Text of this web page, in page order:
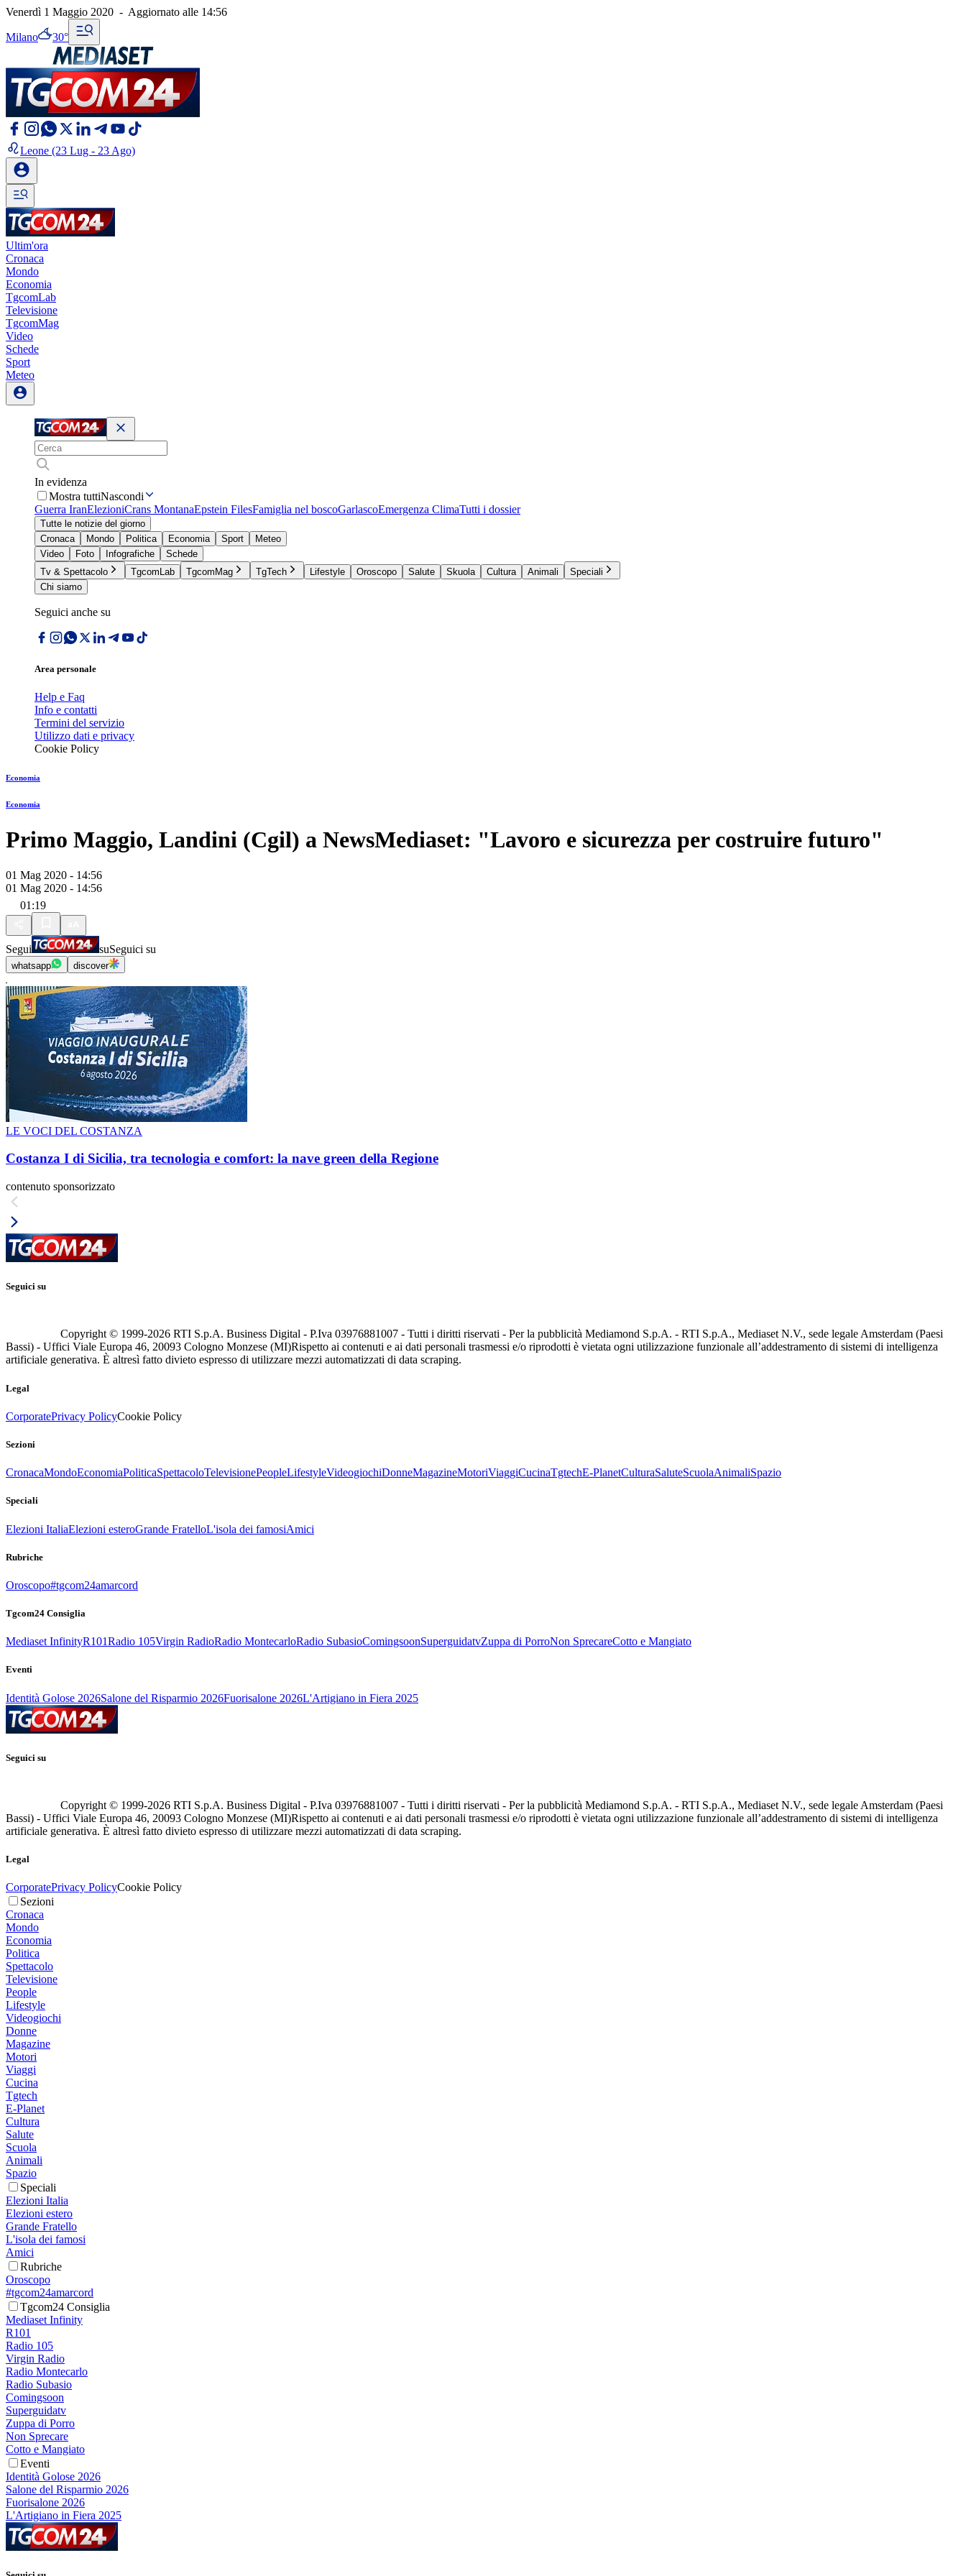
Venerdì 1 Maggio 2020 - Aggiornato alle 14:56
Milano 30°
Leone (23 Lug - 23 Ago)
Ultim'ora
Cronaca
Mondo
Economia
TgcomLab
Televisione
TgcomMag
Video
Schede
Sport
Meteo
In evidenza
Mostra tuttiNascondi
Guerra IranElezioniCrans MontanaEpstein FilesFamiglia nel boscoGarlascoEmergenza ClimaTutti i dossier
Tutte le notizie del giorno
Cronaca
Mondo Politica Economia Sport
Meteo
Video
Foto Infografiche
Schede
Tv & Spettacolo
TgcomLab TgcomMag TgTech Lifestyle Oroscopo Salute Skuola Cultura Animali
Speciali
Chi siamo
Seguici anche su
Area personale
Help e Faq
Info e contatti
Termini del servizio
Utilizzo dati e privacy
Cookie Policy
Economia
Economia
Primo Maggio, Landini (Cgil) a NewsMediaset: "Lavoro e sicurezza per costruire futuro"
01 Mag 2020 - 14:56
01 Mag 2020 - 14:56
01:19
Segui suSeguici su
whatsapp discover
LE VOCI DEL COSTANZA
Costanza I di Sicilia, tra tecnologia e comfort: la nave green della Regione
contenuto sponsorizzato
Seguici su
Copyright © 1999-2026 RTI S.p.A. Business Digital - P.Iva 03976881007 - Tutti i diritti riservati - Per la pubblicità Mediamond S.p.A. - RTI S.p.A., Mediaset N.V., sede legale Amsterdam (Paesi
Bassi) - Uffici Viale Europa 46, 20093 Cologno Monzese (MI)Rispetto ai contenuti e ai dati personali trasmessi e/o riprodotti è vietata ogni utilizzazione funzionale all’addestramento di sistemi di intelligenza
artificiale generativa. È altresì fatto divieto espresso di utilizzare mezzi automatizzati di data scraping.
Legal
CorporatePrivacy PolicyCookie Policy
Sezioni
CronacaMondoEconomiaPoliticaSpettacoloTelevisionePeopleLifestyleVideogiochiDonneMagazineMotoriViaggiCucinaTgtechE-PlanetCulturaSaluteScuolaAnimaliSpazio
Speciali
Elezioni ItaliaElezioni esteroGrande FratelloL'isola dei famosiAmici
Rubriche
Oroscopo#tgcom24amarcord
Tgcom24 Consiglia
Mediaset InfinityR101Radio 105Virgin RadioRadio MontecarloRadio SubasioComingsoonSuperguidatvZuppa di PorroNon SprecareCotto e Mangiato
Eventi
Identità Golose 2026Salone del Risparmio 2026Fuorisalone 2026L'Artigiano in Fiera 2025
Seguici su
Copyright © 1999-2026 RTI S.p.A. Business Digital - P.Iva 03976881007 - Tutti i diritti riservati - Per la pubblicità Mediamond S.p.A. - RTI S.p.A., Mediaset N.V., sede legale Amsterdam (Paesi
Bassi) - Uffici Viale Europa 46, 20093 Cologno Monzese (MI)Rispetto ai contenuti e ai dati personali trasmessi e/o riprodotti è vietata ogni utilizzazione funzionale all’addestramento di sistemi di intelligenza
artificiale generativa. È altresì fatto divieto espresso di utilizzare mezzi automatizzati di data scraping.
Legal
CorporatePrivacy PolicyCookie Policy
Sezioni
Cronaca
Mondo
Economia
Politica
Spettacolo
Televisione
People
Lifestyle
Videogiochi
Donne
Magazine
Motori
Viaggi
Cucina
Tgtech
E-Planet
Cultura
Salute
Scuola
Animali
Spazio
Speciali
Elezioni Italia
Elezioni estero
Grande Fratello
L'isola dei famosi
Amici
Rubriche
Oroscopo
#tgcom24amarcord
Tgcom24 Consiglia
Mediaset Infinity
R101
Radio 105
Virgin Radio
Radio Montecarlo
Radio Subasio
Comingsoon
Superguidatv
Zuppa di Porro
Non Sprecare
Cotto e Mangiato
Eventi
Identità Golose 2026
Salone del Risparmio 2026
Fuorisalone 2026
L'Artigiano in Fiera 2025